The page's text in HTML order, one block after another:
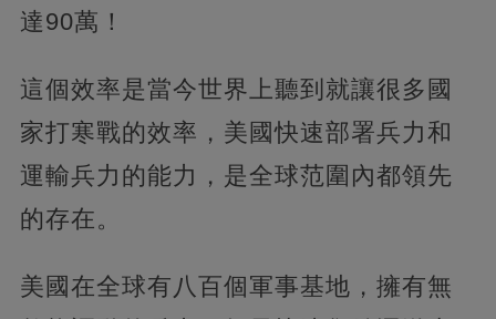
達90萬！
這個效率是當今世界上聽到就讓很多國
家打寒戰的效率，美國快速部署兵力和
運輸兵力的能力，是全球范圍內都領先
的存在。
美國在全球有八百個軍事基地，擁有無